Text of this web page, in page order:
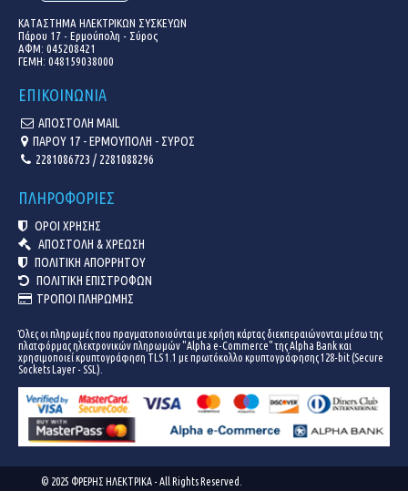
ΚΑΤΑΣΤΗΜΑ ΗΛΕΚΤΡΙΚΩΝ ΣΥΣΚΕΥΩΝ
Πάρου 17 - Ερμούπολη - Σύρος
ΑΦΜ: 045208421
ΓΕΜΗ: 048159038000
ΕΠΙΚΟΙΝΩΝΙΑ
ΑΠΟΣΤΟΛΗ MAIL
ΠΑΡΟΥ 17 - ΕΡΜΟΥΠΟΛΗ - ΣΥΡΟΣ
2281086723 / 2281088296
ΠΛΗΡΟΦΟΡΙΕΣ
ΟΡΟΙ ΧΡΗΣΗΣ
ΑΠΟΣΤΟΛΗ & ΧΡΕΩΣΗ
ΠΟΛΙΤΙΚΗ ΑΠΟΡΡΗΤΟΥ
ΠΟΛΙΤΙΚΗ ΕΠΙΣΤΡΟΦΩΝ
ΤΡΟΠΟΙ ΠΛΗΡΩΜΗΣ
Όλες οι πληρωμές που πραγματοποιούνται με χρήση κάρτας διεκπεραιώνονται μέσω της
πλατφόρμας ηλεκτρονικών πληρωμών "Alpha e-Commerce" της Alpha Bank και
χρησιμοποιεί κρυπτογράφηση TLS 1.1 με πρωτόκολλο κρυπτογράφησης 128-bit (Secure
Sockets Layer - SSL).
© 2025 ΦΡΕΡΗΣ ΗΛΕΚΤΡΙΚΑ - All Rights Reserved.